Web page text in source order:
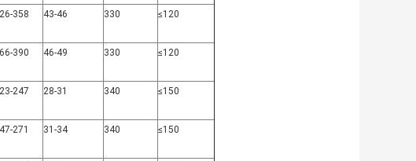
358 43-46 330 ≤120
390 46-49 330 ≤120
247 28-31 340 ≤150
271 31-34 340 ≤150